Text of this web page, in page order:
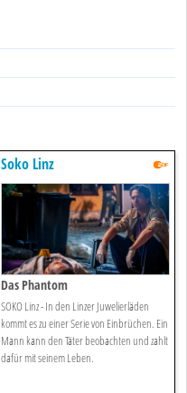
Soko Linz
Das Phantom
SOKO Linz - In den Linzer Juwelierläden
kommt es zu einer Serie von Einbrüchen. Ein
Mann kann den Täter beobachten und zahlt
dafür mit seinem Leben.